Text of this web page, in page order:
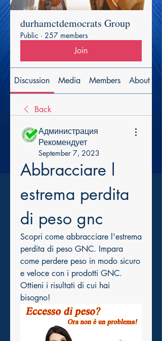
durhamctdemocrats Group
Public · 257 members
Join
Discussion Media Members About
Back
Администрация
Рекомендует
September 7, 2023
Abbracciare l
estrema perdita
di peso gnc
Scopri come abbracciare l'estrema
perdita di peso GNC. Impara
come perdere peso in modo sicuro
e veloce con i prodotti GNC.
Ottieni i risultati di cui hai
bisogno!